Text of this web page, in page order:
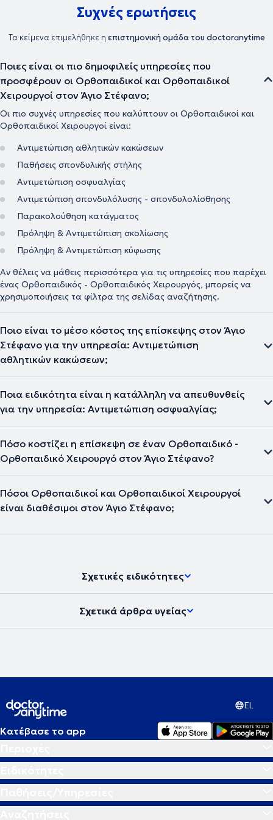
στο Πανεπιστημιακό Νοσοκομείο «Sahlgrenska University Hospital»
Συχνές ερωτήσεις
Τα κείμενα επιμελήθηκε η επιστημονική ομάδα του doctoranytime
Ποιες είναι οι πιο δημοφιλείς υπηρεσίες που
προσφέρουν οι Ορθοπαιδικοί και Ορθοπαιδικοί
Χειρουργοί στον Άγιο Στέφανο;
Οι πιο συχνές υπηρεσίες που καλύπτουν οι Ορθοπαιδικοί και
Ορθοπαιδικοί Χειρουργοί είναι:
Αντιμετώπιση αθλητικών κακώσεων
Παθήσεις σπονδυλικής στήλης
Αντιμετώπιση οσφυαλγίας
Αντιμετώπιση σπονδυλόλυσης - σπονδυλολίσθησης
Παρακολούθηση κατάγματος
Πρόληψη & Αντιμετώπιση σκολίωσης
Πρόληψη & Αντιμετώπιση κύφωσης
Αν θέλεις να μάθεις περισσότερα για τις υπηρεσίες που παρέχει
ένας Ορθοπαιδικός - Ορθοπαιδικός Χειρουργός, μπορείς να
χρησιμοποιήσεις τα φίλτρα της σελίδας αναζήτησης.
Ποιο είναι το μέσο κόστος της επίσκεψης στον Άγιο
Στέφανο για την υπηρεσία: Αντιμετώπιση
αθλητικών κακώσεων;
Ποια ειδικότητα είναι η κατάλληλη να απευθυνθείς
για την υπηρεσία: Αντιμετώπιση οσφυαλγίας;
Πόσο κοστίζει η επίσκεψη σε έναν Ορθοπαιδικό -
Ορθοπαιδικό Χειρουργό στον Άγιο Στέφανο?
Πόσοι Ορθοπαιδικοί και Ορθοπαιδικοί Χειρουργοί
είναι διαθέσιμοι στον Άγιο Στέφανο;
Σχετικές ειδικότητες
Σχετικά άρθρα υγείας
EL
Κατέβασε το app